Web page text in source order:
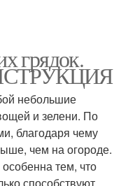
грядок.
небольшие
и зелени. По
благодаря чему
чем на огороде.
тем, что